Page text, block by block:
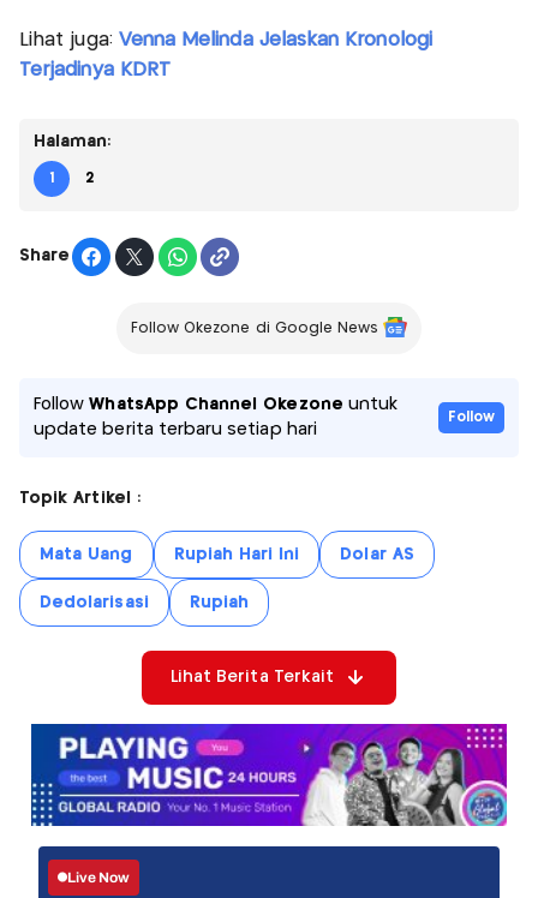
Lihat juga: Venna Melinda Jelaskan Kronologi
Terjadinya KDRT
Halaman:
1 2
Share
Follow Okezone di Google News
FollowWhatsApp Channel Okezone untuk
update berita terbaru setiap hari
Follow
Topik Artikel :
Mata Uang Rupiah Hari Ini Dolar AS
Dedolarisasi Rupiah
Lihat Berita Terkait
Live Now